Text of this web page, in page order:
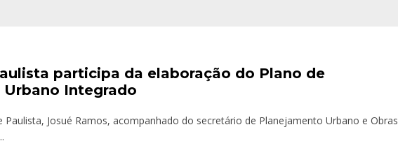
participa da elaboração do Plano de
Integrado
Paulista, Josué Ramos, acompanhado do secretário de Planejamento Urbano e Obras